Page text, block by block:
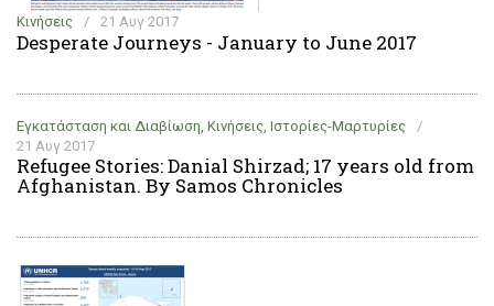
Κινήσεις / 21 Αυγ 2017
Desperate Journeys - January to June 2017
Εγκατάσταση και Διαβίωση, Κινήσεις, Ιστορίες-Μαρτυρίες
/
21 Αυγ 2017
Refugee Stories: Danial Shirzad; 17 years old from
Afghanistan. By Samos Chronicles